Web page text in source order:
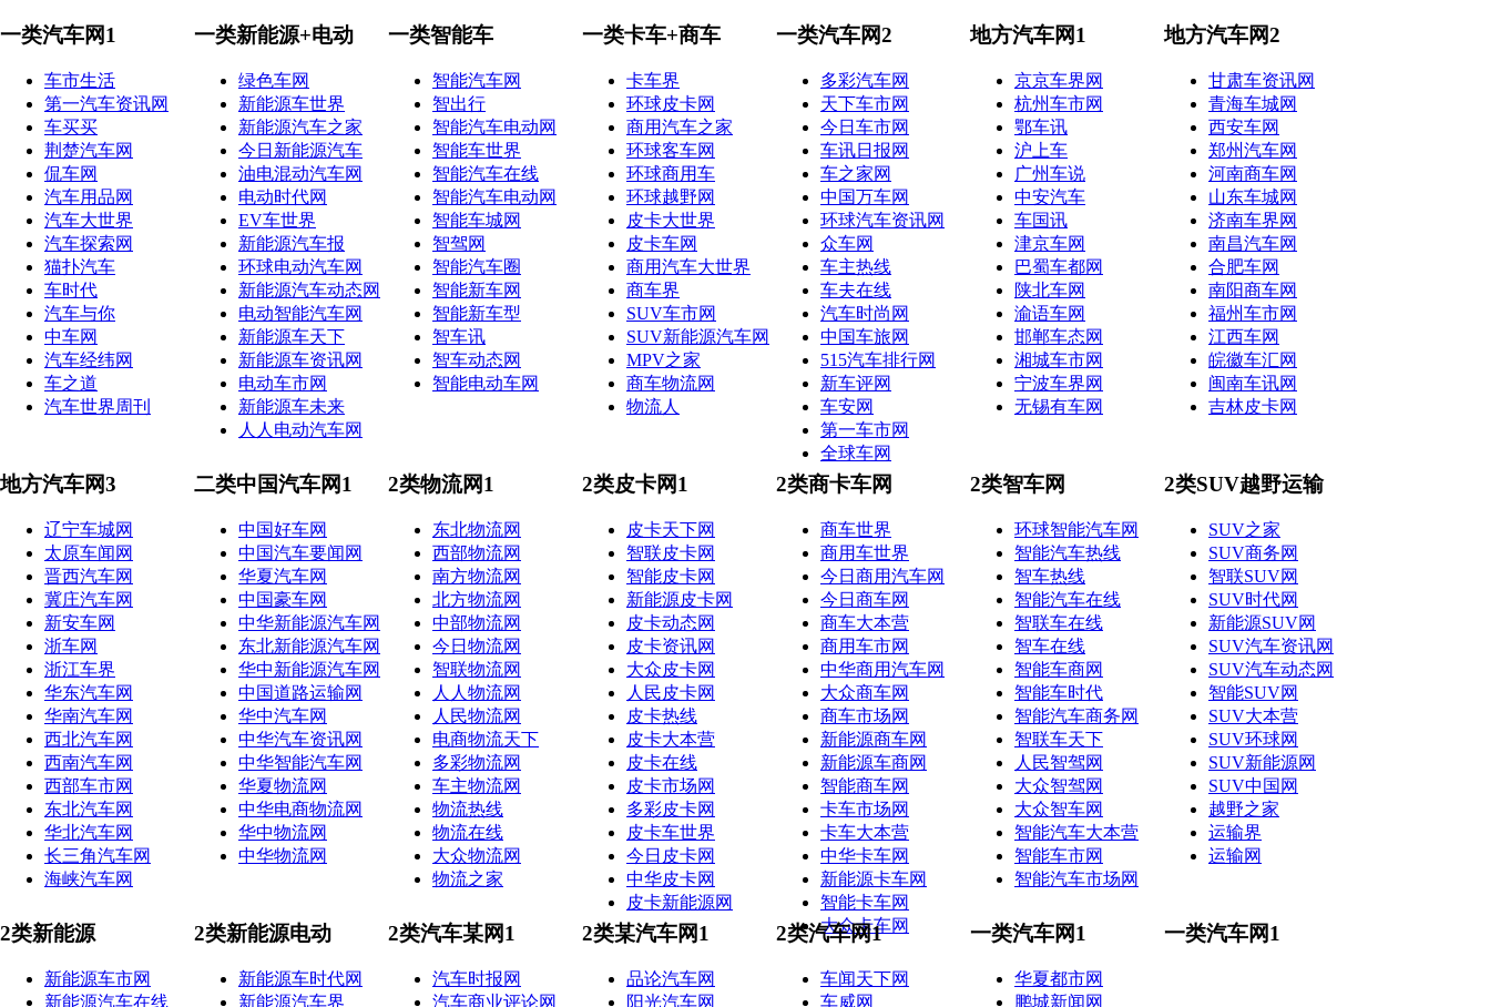
一类汽车网1
车市生活
第一汽车资讯网
车买买
荆楚汽车网
侃车网
汽车用品网
汽车大世界
汽车探索网
猫扑汽车
车时代
汽车与你
中车网
汽车经纬网
车之道
汽车世界周刊
一类新能源+电动
绿色车网
新能源车世界
新能源汽车之家
今日新能源汽车
油电混动汽车网
电动时代网
EV车世界
新能源汽车报
环球电动汽车网
新能源汽车动态网
电动智能汽车网
新能源车天下
新能源车资讯网
电动车市网
新能源车未来
人人电动汽车网
一类智能车
智能汽车网
智出行
智能汽车电动网
智能车世界
智能汽车在线
智能汽车电动网
智能车城网
智驾网
智能汽车圈
智能新车网
智能新车型
智车讯
智车动态网
智能电动车网
一类卡车+商车
卡车界
环球皮卡网
商用汽车之家
环球客车网
环球商用车
环球越野网
皮卡大世界
皮卡车网
商用汽车大世界
商车界
SUV车市网
SUV新能源汽车网
MPV之家
商车物流网
物流人
一类汽车网2
多彩汽车网
天下车市网
今日车市网
车讯日报网
车之家网
中国万车网
环球汽车资讯网
众车网
车主热线
车夫在线
汽车时尚网
中国车旅网
515汽车排行网
新车评网
车安网
第一车市网
全球车网
地方汽车网1
京京车界网
杭州车市网
鄂车讯
沪上车
广州车说
中安汽车
车国讯
津京车网
巴蜀车都网
陕北车网
渝语车网
邯郸车态网
湘城车市网
宁波车界网
无锡有车网
地方汽车网2
甘肃车资讯网
青海车城网
西安车网
郑州汽车网
河南商车网
山东车城网
济南车界网
南昌汽车网
合肥车网
南阳商车网
福州车市网
江西车网
皖徽车汇网
闽南车讯网
吉林皮卡网
地方汽车网3
辽宁车城网
太原车闻网
晋西汽车网
冀庄汽车网
新安车网
浙车网
浙江车界
华东汽车网
华南汽车网
西北汽车网
西南汽车网
西部车市网
东北汽车网
华北汽车网
长三角汽车网
海峡汽车网
二类中国汽车网1
中国好车网
中国汽车要闻网
华夏汽车网
中国豪车网
中华新能源汽车网
东北新能源汽车网
华中新能源汽车网
中国道路运输网
华中汽车网
中华汽车资讯网
中华智能汽车网
华夏物流网
中华电商物流网
华中物流网
中华物流网
2类物流网1
东北物流网
西部物流网
南方物流网
北方物流网
中部物流网
今日物流网
智联物流网
人人物流网
人民物流网
电商物流天下
多彩物流网
车主物流网
物流热线
物流在线
大众物流网
物流之家
2类皮卡网1
皮卡天下网
智联皮卡网
智能皮卡网
新能源皮卡网
皮卡动态网
皮卡资讯网
大众皮卡网
人民皮卡网
皮卡热线
皮卡大本营
皮卡在线
皮卡市场网
多彩皮卡网
皮卡车世界
今日皮卡网
中华皮卡网
皮卡新能源网
2类商卡车网
商车世界
商用车世界
今日商用汽车网
今日商车网
商车大本营
商用车市网
中华商用汽车网
大众商车网
商车市场网
新能源商车网
新能源车商网
智能商车网
卡车市场网
卡车大本营
中华卡车网
新能源卡车网
智能卡车网
大众卡车网
2类智车网
环球智能汽车网
智能汽车热线
智车热线
智能汽车在线
智联车在线
智车在线
智能车商网
智能车时代
智能汽车商务网
智联车天下
人民智驾网
大众智驾网
大众智车网
智能汽车大本营
智能车市网
智能汽车市场网
2类SUV越野运输
SUV之家
SUV商务网
智联SUV网
SUV时代网
新能源SUV网
SUV汽车资讯网
SUV汽车动态网
智能SUV网
SUV大本营
SUV环球网
SUV新能源网
SUV中国网
越野之家
运输界
运输网
2类新能源
新能源车市网
新能源汽车在线
2类新能源电动
新能源车时代网
新能源汽车界
2类汽车某网1
汽车时报网
汽车商业评论网
2类某汽车网1
品论汽车网
阳光汽车网
2类汽车网1
车闻天下网
车威网
一类汽车网1
华夏都市网
鹏城新闻网
一类汽车网1